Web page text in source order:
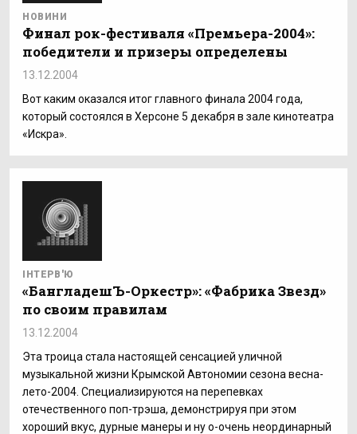
НОВИНИ
Финал рок-фестиваля «Премьера-2004»:
победители и призеры определены
13.12.2004
Вот каким оказался итог главного финала 2004 года,
который состоялся в Херсоне 5 декабря в зале кинотеатра
«Искра».
ІНТЕРВ'Ю
«БангладешЪ-Оркестр»: «Фабрика Звезд»
по своим правилам
13.12.2004
Эта троица стала настоящей сенсацией уличной
музыкальной жизни Крымской Автономии сезона весна-
лето-2004. Специализируются на перепевках
отечественного поп-трэша, демонстрируя при этом
хороший вкус, дурные манеры и ну о-очень неординарный